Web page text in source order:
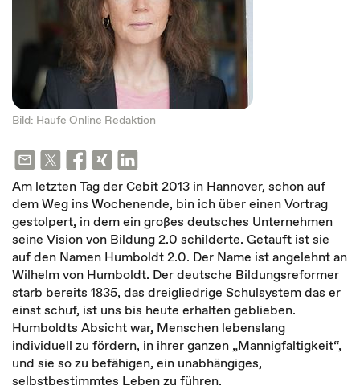
Bild: Haufe Online Redaktion
Am letzten Tag der Cebit 2013 in Hannover, schon auf
dem Weg ins Wochenende, bin ich über einen Vortrag
gestolpert, in dem ein großes deutsches Unternehmen
seine Vision von Bildung 2.0 schilderte. Getauft ist sie
auf den Namen Humboldt 2.0. Der Name ist angelehnt an
Wilhelm von Humboldt. Der deutsche Bildungsreformer
starb bereits 1835, das dreigliedrige Schulsystem das er
einst schuf, ist uns bis heute erhalten geblieben.
Humboldts Absicht war, Menschen lebenslang
individuell zu fördern, in ihrer ganzen „Mannigfaltigkeit“,
und sie so zu befähigen, ein unabhängiges,
selbstbestimmtes Leben zu führen.